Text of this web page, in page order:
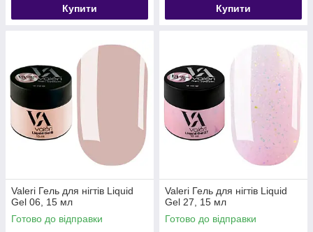
Купити Купити
Valeri Гель для нігтів Liquid
Gel 06, 15 мл
Готово до відправки
Valeri Гель для нігтів Liquid
Gel 27, 15 мл
Готово до відправки